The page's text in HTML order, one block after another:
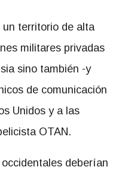
un territorio de alta
militares privadas
sino también -y
de comunicación
Unidos y a las
OTAN.
deberían